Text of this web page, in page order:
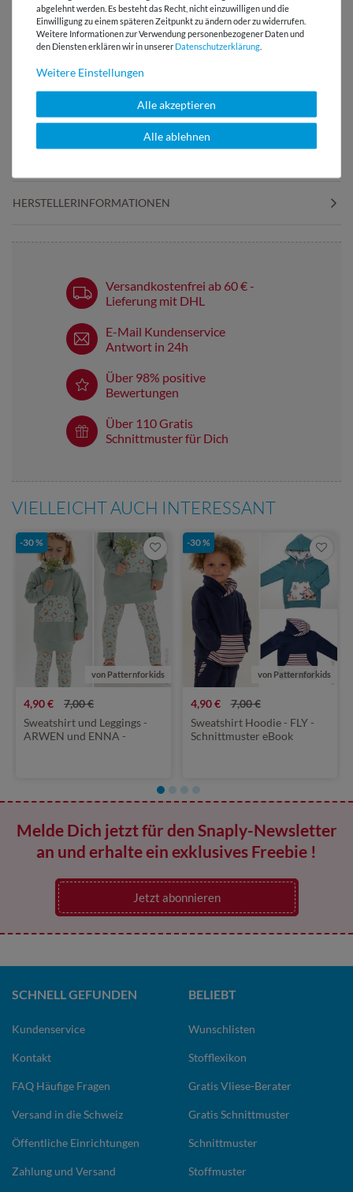
Beppi - Der
Klebebandabroller
Nähgewichte in
Knopfform
LIZENZHINWEISE
HERSTELLERINFORMATIONEN
Versandkostenfrei ab 60 € -
Lieferung mit DHL
E-Mail Kundenservice
Antwort in 24h
Über 98% positive
Bewertungen
Über 110 Gratis
Schnittmuster für Dich
VIELLEICHT AUCH INTERESSANT
-30 %
von Patternforkids
4,90 €
7,00 €
Sweatshirt und Leggings -
ARWEN und ENNA -
-30 %
von Patternforkids
4,90 €
7,00 €
Sweatshirt Hoodie - FLY -
Schnittmuster eBook
Melde Dich jetzt für den Snaply-Newsletter
an und erhalte ein exklusives Freebie !
Jetzt abonnieren
abgelehnt werden. Es besteht das Recht, nicht einzuwilligen und die
Einwilligung zu einem späteren Zeitpunkt zu ändern oder zu widerrufen.
Weitere Informationen zur Verwendung personenbezogener Daten und
den Diensten erklären wir in unserer Daten­schutz­erklärung
Weitere Einstellungen
Alle akzeptieren
Alle ablehnen
SCHNELL GEFUNDEN
Kundenservice
Kontakt
FAQ Häufige Fragen
Versand in die Schweiz
Öffentliche Einrichtungen
Zahlung und Versand
BELIEBT
Wunschlisten
Stofflexikon
Gratis Vliese-Berater
Gratis Schnittmuster
Schnittmuster
Stoffmuster